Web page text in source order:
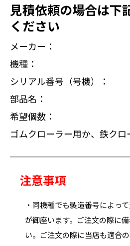
見積依頼の場合は下
ください
メーカー：
機種：
シリアル番号（号機）：
部品名：
希望個数：
ゴムクローラー用か、鉄クロ
注意事項
・同機種でも製造番号によっ
が御座います。ご注文の際に
い。ご注文の際に当店も適合